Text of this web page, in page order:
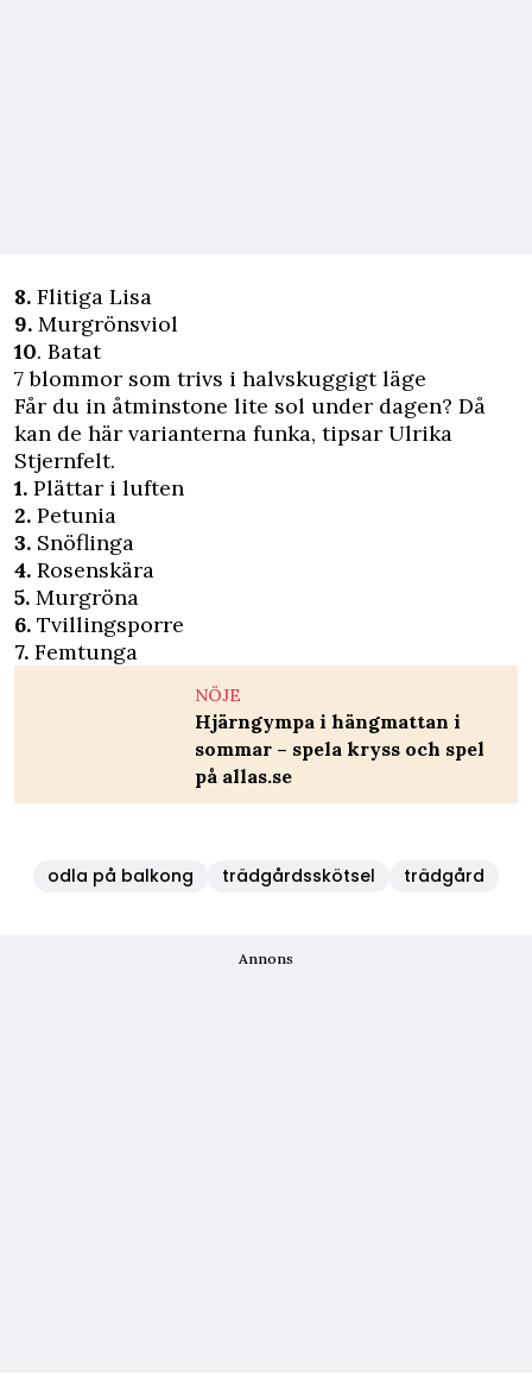
8. Flitiga Lisa
9. Murgrönsviol
10. Batat
7 blommor som trivs i halvskuggigt läge
Får du in åtminstone lite sol under dagen? Då
kan de här varianterna funka, tipsar Ulrika
Stjernfelt.
1. Plättar i luften
2. Petunia
3. Snöflinga
4. Rosenskära
5. Murgröna
6. Tvillingsporre
7. Femtunga
NÖJE
Hjärngympa i hängmattan i
sommar – spela kryss och spel
på allas.se
odla på balkong trädgårdsskötsel trädgård
Annons